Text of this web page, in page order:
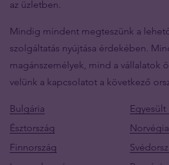
az üzletben.
Mindig mindent megteszünk a
szolgáltatás nyújtása érdekében.
magánszemélyek, mind a vállalatok
velünk a kapcsolatot a következő
Bulgária
Észtország
Finnország
Egyesült
Norvégia